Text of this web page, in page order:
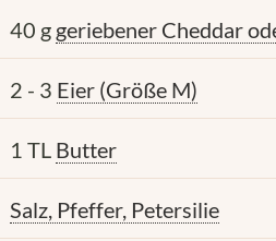
40 g geriebener Cheddar
2 - 3 Eier (Größe M)
1 TL Butter
Salz, Pfeffer, Petersilie